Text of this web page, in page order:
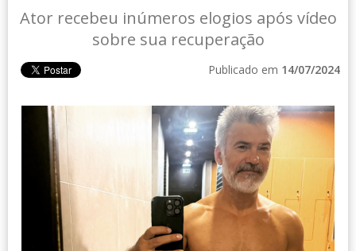
Ator recebeu inúmeros elogios após vídeo
sobre sua recuperação
Publicado em 14/07/2024